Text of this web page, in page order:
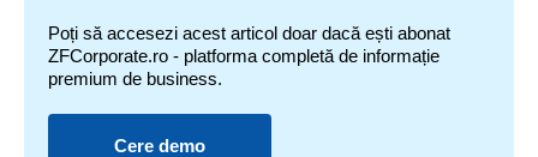
Poți să accesezi acest articol doar dacă ești abonat
ZFCorporate.ro - platforma completă de informație
premium de business.
Cere demo